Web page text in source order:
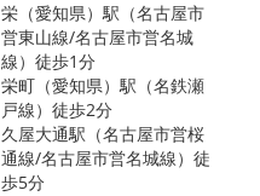
栄（愛知県）駅（名古屋市
営東山線/名古屋市営名城
線）徒歩1分
栄町（愛知県）駅（名鉄瀬
戸線）徒歩2分
久屋大通駅（名古屋市営桜
通線/名古屋市営名城線）徒
歩5分